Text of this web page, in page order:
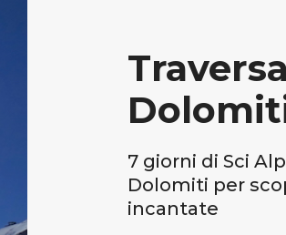
7 giorni di Sci
Dolomiti per
incantate